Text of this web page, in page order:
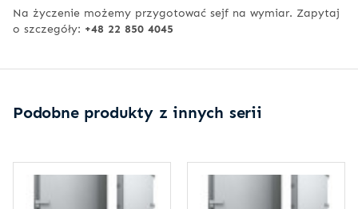
Na życzenie możemy przygotować sejf na wymiar. Zapytaj
o szczegóły: +48 22 850 4045
Podobne produkty z innych serii